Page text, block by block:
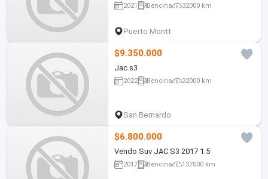
2021 Bencina 32000 km
Puerto Montt
$9.350.000
Jac s3
2022 Bencina 22000 km
San Bernardo
$6.800.000
Vendo Suv JAC S3 2017 1.5
2017 Bencina 137000 km